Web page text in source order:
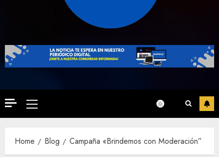
Primary
Menu
Home Blog Campaña «Brindemos con Moderación”